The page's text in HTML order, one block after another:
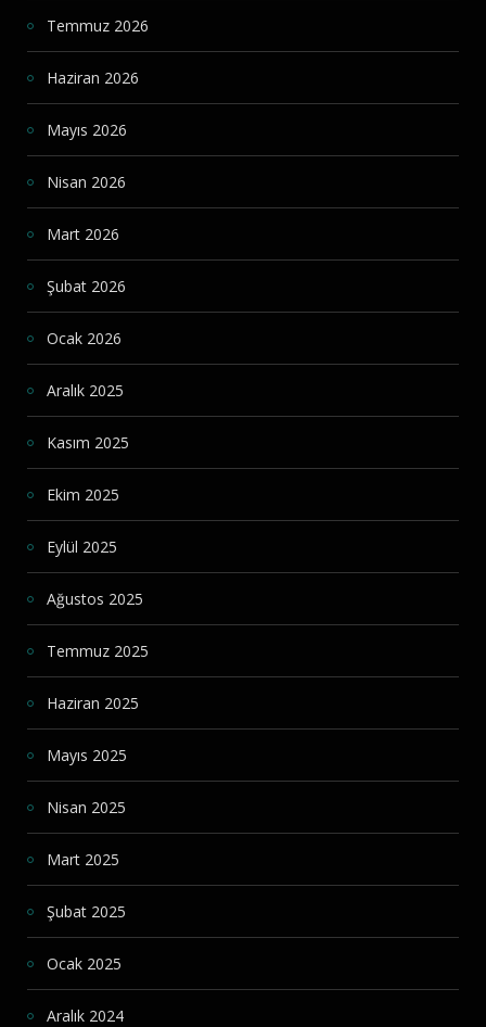
Temmuz 2026
Haziran 2026
Mayıs 2026
Nisan 2026
Mart 2026
Şubat 2026
Ocak 2026
Aralık 2025
Kasım 2025
Ekim 2025
Eylül 2025
Ağustos 2025
Temmuz 2025
Haziran 2025
Mayıs 2025
Nisan 2025
Mart 2025
Şubat 2025
Ocak 2025
Aralık 2024